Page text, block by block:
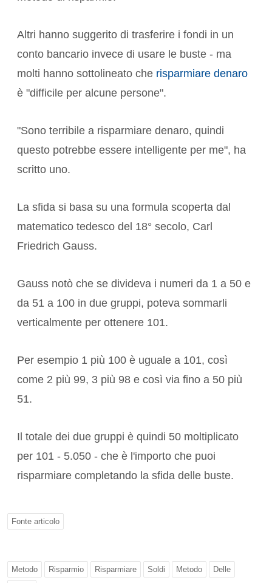
Altri hanno suggerito di trasferire i fondi in un
conto bancario invece di usare le buste - ma
molti hanno sottolineato che risparmiare denaro
è "difficile per alcune persone".
"Sono terribile a risparmiare denaro, quindi
questo potrebbe essere intelligente per me", ha
scritto uno.
La sfida si basa su una formula scoperta dal
matematico tedesco del 18° secolo, Carl
Friedrich Gauss.
Gauss notò che se divideva i numeri da 1 a 50 e
da 51 a 100 in due gruppi, poteva sommarli
verticalmente per ottenere 101.
Per esempio 1 più 100 è uguale a 101, così
come 2 più 99, 3 più 98 e così via fino a 50 più
51.
Il totale dei due gruppi è quindi 50 moltiplicato
per 101 - 5.050 - che è l'importo che puoi
risparmiare completando la sfida delle buste.
Fonte articolo
Metodo Risparmio Risparmiare Soldi Metodo Delle